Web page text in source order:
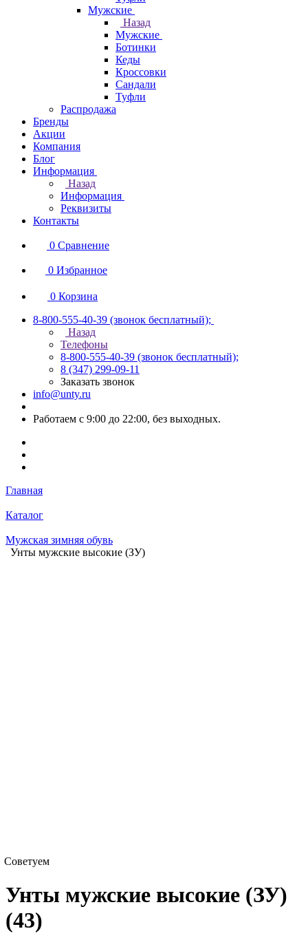
Мужские
Назад
Мужские
Ботинки
Кеды
Кроссовки
Сандали
Туфли
Распродажа
Бренды
Акции
Компания
Блог
Информация
Назад
Информация
Реквизиты
Контакты
0 Сравнение
0 Избранное
0 Корзина
8-800-555-40-39 (звонок бесплатный);
Назад
Телефоны
8-800-555-40-39 (звонок бесплатный);
8 (347) 299-09-11
Заказать звонок
info@unty.ru
Работаем с 9:00 до 22:00, без выходных.
Главная
Каталог
Мужская зимняя обувь
Унты мужские высокие (ЗУ)
Советуем
Унты мужские высокие (ЗУ)
(43)